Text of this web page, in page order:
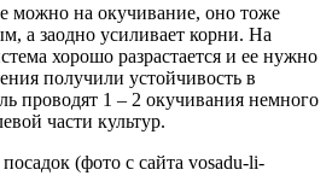
можно на окучивание, оно тоже
а заодно усиливает корни. На
хорошо разрастается и ее нужно
получили устойчивость в
проводят 1 – 2 окучивания немного
части культур.